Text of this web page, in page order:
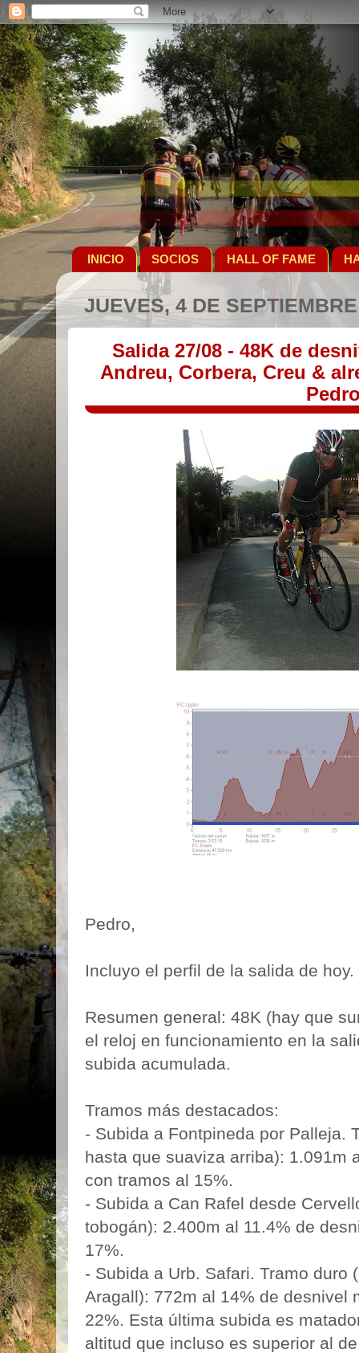
INICIO SOCIOS HALL OF FAME
JUEVES, 4 DE
Salida 27/08 - 48K de
Andreu, Corbera, Creu &
Pedro,
Incluyo el perfil de la salida de hoy.
Resumen general: 48K (hay que
el reloj en funcionamiento en la
subida acumulada.
Tramos más destacados:
- Subida a Fontpineda por Palleja.
hasta que suaviza arriba): 1.091m
con tramos al 15%.
- Subida a Can Rafel desde
tobogán): 2.400m al 11.4% de
17%.
- Subida a Urb. Safari. Tramo duro
Aragall): 772m al 14% de desnivel
22%. Esta última subida es
altitud que incluso es superior al